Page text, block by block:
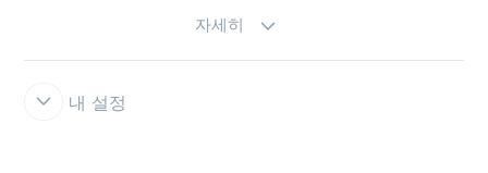
자세히
내 설정